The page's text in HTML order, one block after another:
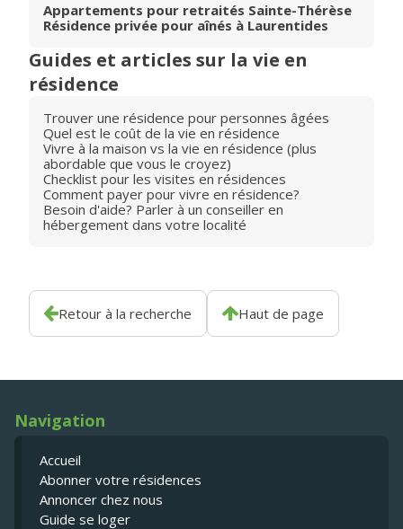
Appartements pour retraités Sainte-Thérèse
Résidence privée pour aînés à Laurentides
Guides et articles sur la vie en
résidence
Trouver une résidence pour personnes âgées
Quel est le coût de la vie en résidence
Vivre à la maison vs la vie en résidence (plus
abordable que vous le croyez)
Checklist pour les visites en résidences
Comment payer pour vivre en résidence?
Besoin d'aide? Parler à un conseiller en
hébergement dans votre localité
Retour à la recherche Haut de page
Navigation
Accueil
Abonner votre résidences
Annoncer chez nous
Guide se loger